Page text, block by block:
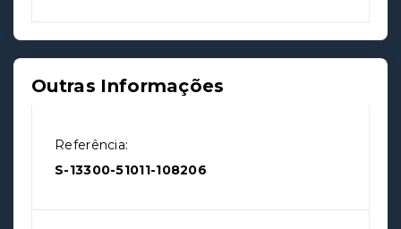
Outras Informações
Referência:
S-13300-51011-108206